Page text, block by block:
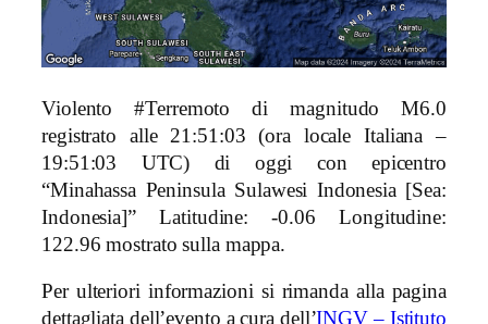
Violento #Terremoto di magnitudo M6.0
registrato alle 21:51:03 (ora locale Italiana –
19:51:03 UTC) di oggi con epicentro
“Minahassa Peninsula Sulawesi Indonesia [Sea:
Indonesia]” Latitudine: -0.06 Longitudine:
122.96 mostrato sulla mappa.
Per ulteriori informazioni si rimanda alla pagina
dettagliata dell’evento a cura dell’INGV – Istituto